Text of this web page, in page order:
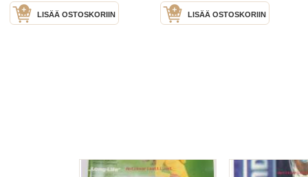
LISÄÄ OSTOSKORIIN LISÄÄ OSTOSKORIIN